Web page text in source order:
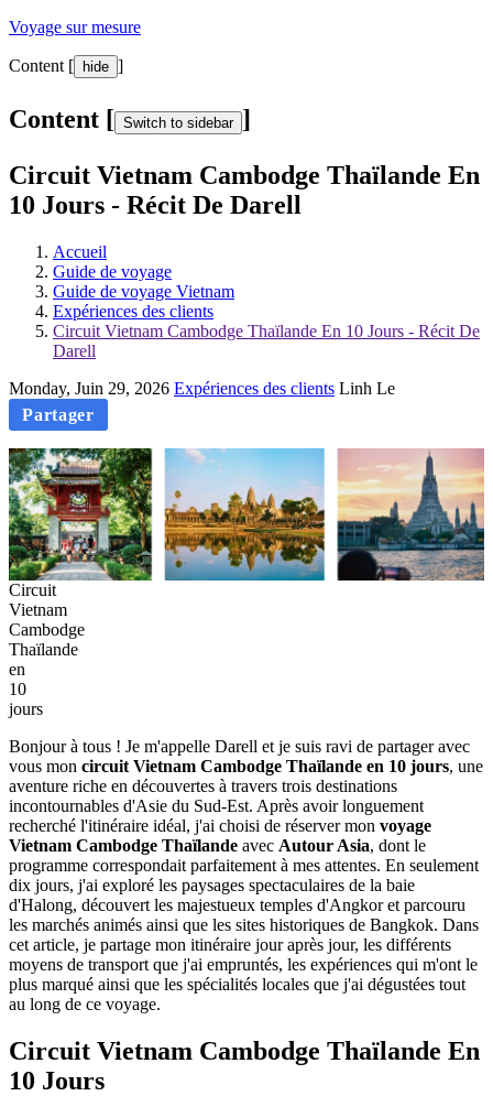
Voyage sur mesure
Content [ hide ]
Content [ Switch to sidebar ]
Circuit Vietnam Cambodge Thaïlande En
10 Jours - Récit De Darell
Accueil
Guide de voyage
Guide de voyage Vietnam
Expériences des clients
Circuit Vietnam Cambodge Thaïlande En 10 Jours - Récit De
Darell
Monday, Juin 29, 2026 Expériences des clients Linh Le
Partager
Circuit
Vietnam
Cambodge
Thaïlande
en
10
jours
Bonjour à tous ! Je m'appelle Darell et je suis ravi de partager avec
vous mon circuit Vietnam Cambodge Thaïlande en 10 jours, une
aventure riche en découvertes à travers trois destinations
incontournables d'Asie du Sud-Est. Après avoir longuement
recherché l'itinéraire idéal, j'ai choisi de réserver mon voyage
Vietnam Cambodge Thaïlande avec Autour Asia, dont le
programme correspondait parfaitement à mes attentes. En seulement
dix jours, j'ai exploré les paysages spectaculaires de la baie
d'Halong, découvert les majestueux temples d'Angkor et parcouru
les marchés animés ainsi que les sites historiques de Bangkok. Dans
cet article, je partage mon itinéraire jour après jour, les différents
moyens de transport que j'ai empruntés, les expériences qui m'ont le
plus marqué ainsi que les spécialités locales que j'ai dégustées tout
au long de ce voyage.
Circuit Vietnam Cambodge Thaïlande En
10 Jours